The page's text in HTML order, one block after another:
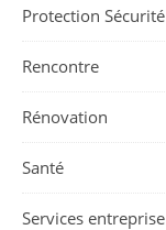
Protection Sécurité
Rencontre
Rénovation
Santé
Services entreprise